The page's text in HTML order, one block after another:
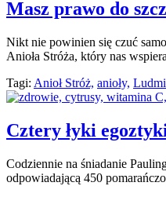
Masz prawo do
Nikt nie powinien się czuć
Anioła Stróża, który nas
Tagi: Anioł Stróż, anioły,
Cztery łyki
Codziennie na śniadanie
odpowiadającą 450